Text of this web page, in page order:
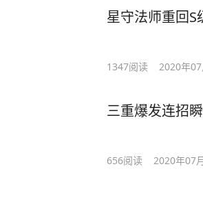
星守法师重回
1347阅读 2020年
三重爆发连招
656阅读 2020年07